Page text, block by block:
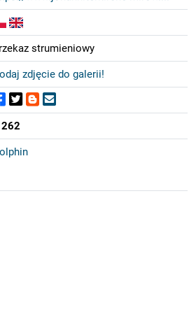
strumieniowy
zdjęcie do galerii!